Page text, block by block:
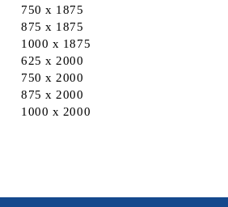
750 x 1875
875 x 1875
1000 x 1875
625 x 2000
750 x 2000
875 x 2000
1000 x 2000